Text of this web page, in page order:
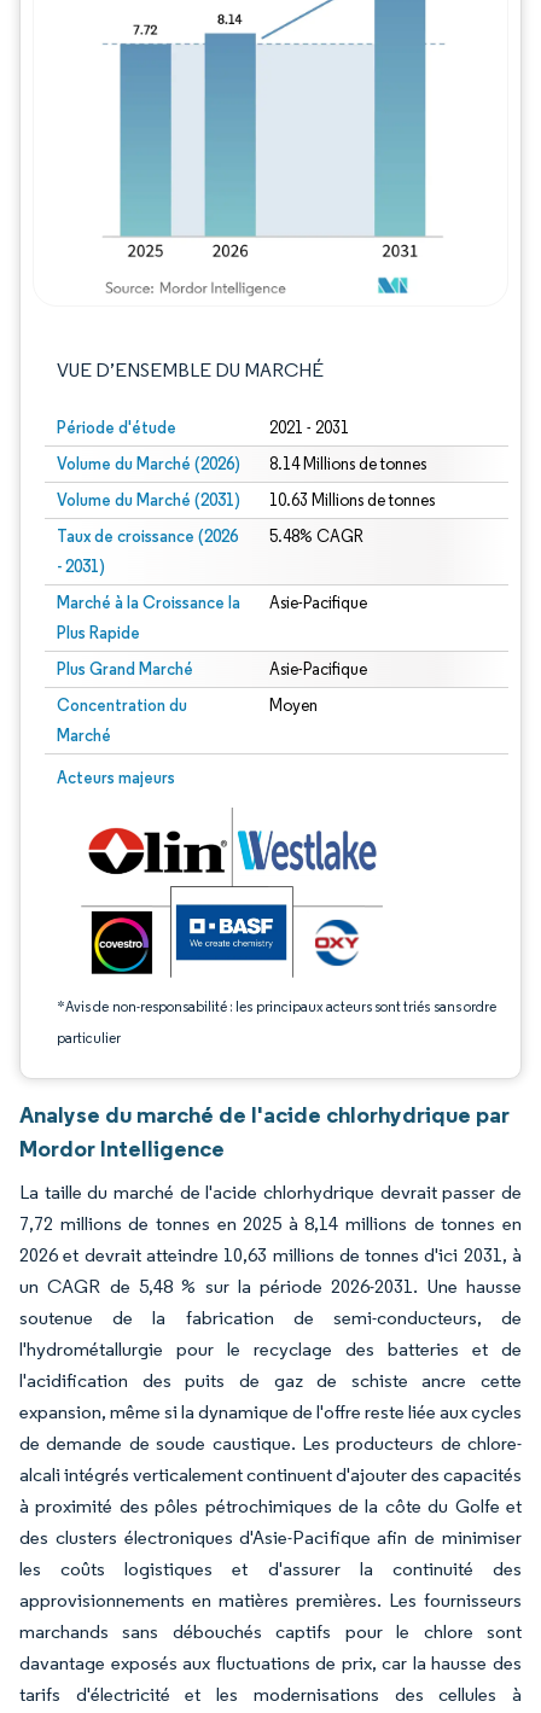
VUE D’ENSEMBLE DU MARCHÉ
Période d'étude 2021 - 2031
Volume du Marché (2026) 8.14 Millions de tonnes
Volume du Marché (2031) 10.63 Millions de tonnes
Taux de croissance (2026
- 2031)
5.48% CAGR
Marché à la Croissance la
Plus Rapide
Asie-Pacifique
Plus Grand Marché Asie-Pacifique
Concentration du
Marché
Moyen
Acteurs majeurs
*Avis de non-responsabilité : les principaux acteurs sont triés sans ordre
particulier
Image © Mordor Intelligence. La réutilisation nécessite une attribution sous CC
Analyse du marché de l'acide chlorhydrique par
Mordor Intelligence
La taille du marché de l'acide chlorhydrique devrait passer de
7,72 millions de tonnes en 2025 à 8,14 millions de tonnes en
2026 et devrait atteindre 10,63 millions de tonnes d'ici 2031, à
un CAGR de 5,48 % sur la période 2026-2031. Une hausse
soutenue de la fabrication de semi-conducteurs, de
l'hydrométallurgie pour le recyclage des batteries et de
l'acidification des puits de gaz de schiste ancre cette
expansion, même si la dynamique de l'offre reste liée aux cycles
de demande de soude caustique. Les producteurs de chlore-
alcali intégrés verticalement continuent d'ajouter des capacités
à proximité des pôles pétrochimiques de la côte du Golfe et
des clusters électroniques d'Asie-Pacifique afin de minimiser
les coûts logistiques et d'assurer la continuité des
approvisionnements en matières premières. Les fournisseurs
marchands sans débouchés captifs pour le chlore sont
davantage exposés aux fluctuations de prix, car la hausse des
tarifs d'électricité et les modernisations des cellules à